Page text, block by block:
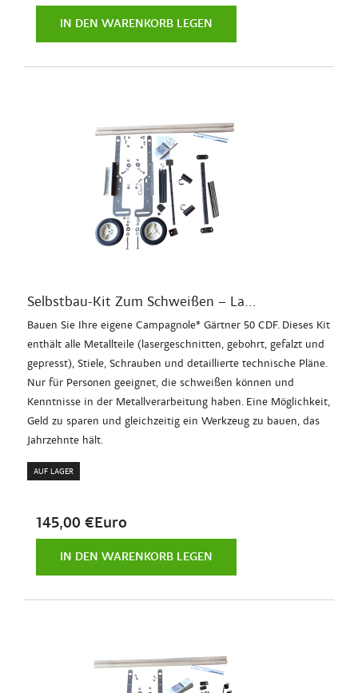
IN DEN WARENKORB LEGEN
Selbstbau-Kit Zum Schweißen – La...
Bauen Sie Ihre eigene Campagnole® Gärtner 50 CDF. Dieses Kit
enthält alle Metallteile (lasergeschnitten, gebohrt, gefalzt und
gepresst), Stiele, Schrauben und detaillierte technische Pläne.
Nur für Personen geeignet, die schweißen können und
Kenntnisse in der Metallverarbeitung haben. Eine Möglichkeit,
Geld zu sparen und gleichzeitig ein Werkzeug zu bauen, das
Jahrzehnte hält.
AUF LAGER
145,00 €Euro
IN DEN WARENKORB LEGEN